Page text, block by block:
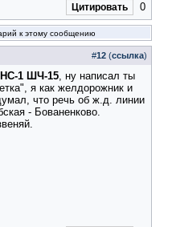
Цитировать 0
к этому сообщению
#12 (ссылка)
1 ШЧ-15, ну написал ты
я как желдорожник и
что речь об ж.д. линии
- Бованенково.